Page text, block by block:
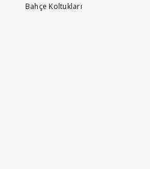
Bahçe Koltukları